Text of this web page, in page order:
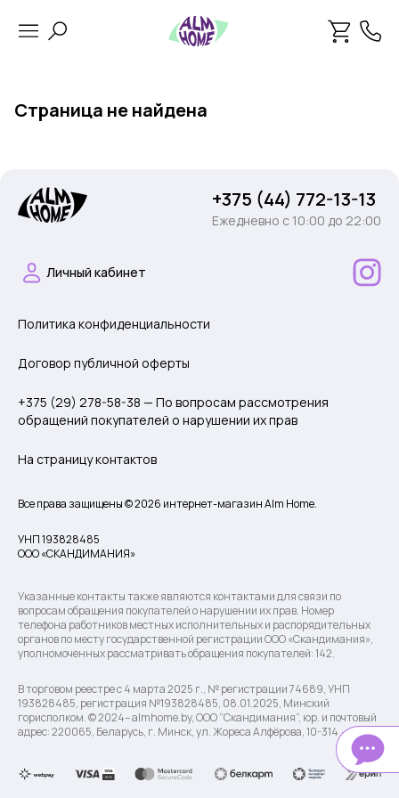
Страница не найдена
+375 (44) 772-13-13
Ежедневно c 10:00 до 22:00
Личный кабинет
Политика конфиденциальности
Договор публичной оферты
+375 (29) 278-58-38 — По вопросам рассмотрения
обращений покупателей о нарушении их прав
На страницу контактов
Все права защищены © 2026 интернет-магазин Alm Home.
УНП 193828485
ООО «СКАНДИМАНИЯ»
Указанные контакты также являются контактами для связи по
вопросам обращения покупателей о нарушении их прав. Номер
телефона работников местных исполнительных и распорядительных
органов по месту государственной регистрации ООО «Скандимания»,
уполномоченных рассматривать обращения покупателей: 142.
В торговом реестре с 4 марта 2025 г., № регистрации 74689, УНП
193828485, регистрация №193828485, 08.01.2025, Минский
горисполком. © 2024– almhome.by, ООО “Скандимания”, юр. и почтовый
адрес: 220065, Беларусь, г. Минск, ул. Жореса Алфёрова, 10-314